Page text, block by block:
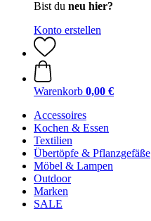
Bist du neu hier?
Konto erstellen
Warenkorb 0,00 €
Accessoires
Kochen & Essen
Textilien
Übertöpfe & Pflanzgefäße
Möbel & Lampen
Outdoor
Marken
SALE